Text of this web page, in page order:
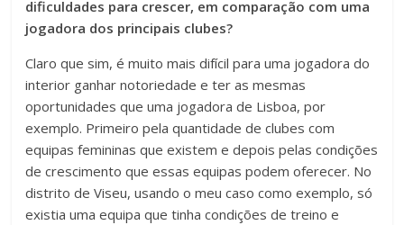
dificuldades para crescer, em comparação com uma
jogadora dos principais clubes?
Claro que sim, é muito mais difícil para uma jogadora do
interior ganhar notoriedade e ter as mesmas
oportunidades que uma jogadora de Lisboa, por
exemplo. Primeiro pela quantidade de clubes com
equipas femininas que existem e depois pelas condições
de crescimento que essas equipas podem oferecer. No
distrito de Viseu, usando o meu caso como exemplo, só
existia uma equipa que tinha condições de treino e